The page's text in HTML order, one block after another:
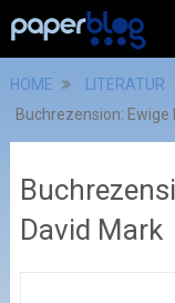
HOME
LITERATUR
Buchrezension: Ewige
David Mark